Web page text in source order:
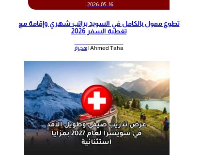
2026-05-16
تطوع ممول بالكامل في السويد براتب شهري وإقامة مع
تغطية السفر 2026
Ahmed Taha | هجرة